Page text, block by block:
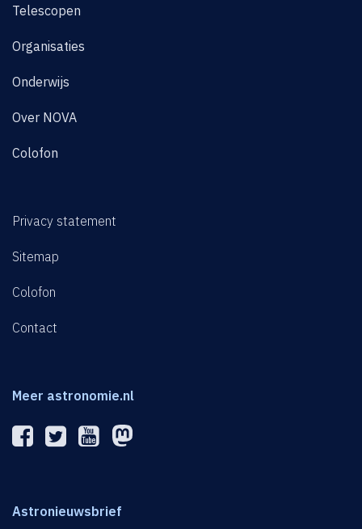
Telescopen
Organisaties
Onderwijs
Over NOVA
Colofon
Privacy statement
Sitemap
Colofon
Contact
Meer astronomie.nl
Astronieuwsbrief